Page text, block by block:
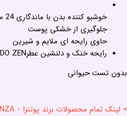
خوشبو کننده بدن با ماندگاری 24 ساعته
جلوگیری از خشکی پوست
حاوی رایحه ای ملایم و شیرین
رایحه خنک و دلنشین عطرSHIDEIDO ZEN
بدون تست حیوانی
> لینک تمام محصولات برند پوتنزا - POTENZA <